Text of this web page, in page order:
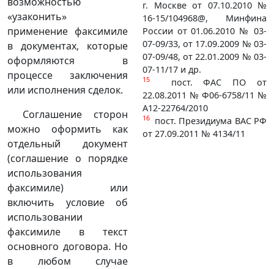
г. Москве от 07.10.2010 №
16-15/104968@, Минфина
России от 01.06.2010 № 03-
07-09/33, от 17.09.2009 № 03-
07-09/48, от 22.01.2009 № 03-
07-11/17 и др.
15
пост. ФАС ПО от
22.08.2011 № Ф06-6758/11 №
А12-22764/2010
16 пост. Президиума ВАС РФ
от 27.09.2011 № 4134/11
«узаконить»
применение факсимиле
в документах, которые
оформляются в
процессе заключения
или исполнения сделок.
Соглашение сторон
можно оформить как
отдельный документ
(соглашение о порядке
использования
факсимиле) или
включить условие об
использовании
факсимиле в текст
основного договора. Но
в любом случае